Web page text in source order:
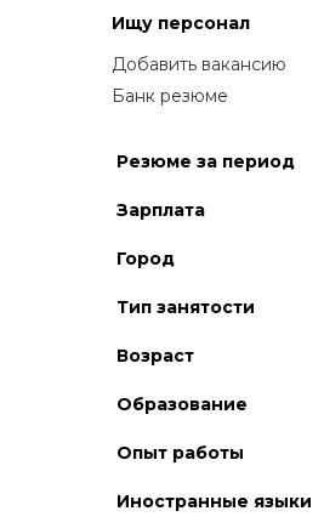
Ищу персонал
Добавить вакансию
Банк резюме
Резюме за период
Зарплата
Город
Тип занятости
Возраст
Образование
Опыт работы
Иностранные языки